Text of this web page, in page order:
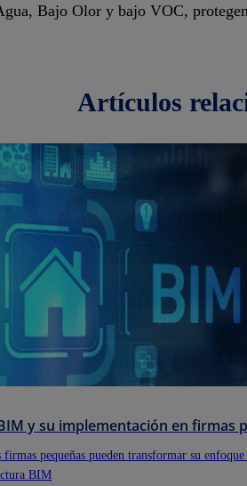
Bajo Olor y bajo VOC,
artículos
y su implementación en firmas
firmas pequeñas pueden transformar su
BIM